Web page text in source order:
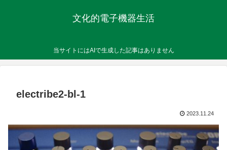
文化的電子機器生活
当サイトにはAIで生成した記事はありません
electribe2-bl-1
2023.11.24